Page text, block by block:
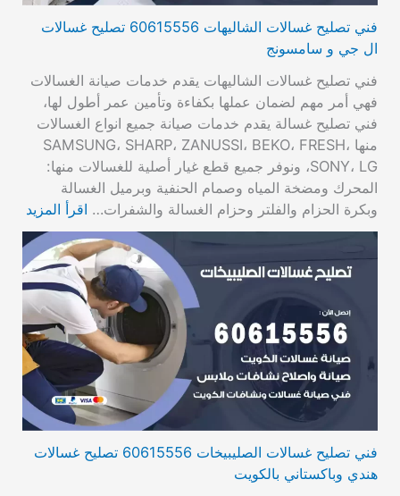
فني تصليح غسالات الشاليهات 60615556 تصليح غسالات
ال جي و سامسونج
فني تصليح غسالات الشاليهات يقدم خدمات صيانة الغسالات
فهي أمر مهم لضمان عملها بكفاءة وتأمين عمر أطول لها،
فني تصليح غسالة يقدم خدمات صيانة جميع انواع الغسالات
منها SAMSUNG، SHARP، ZANUSSI، BEKO، FRESH،
SONY، LG، ونوفر جميع قطع غيار أصلية للغسالات منها:
المحرك ومضخة المياه وصمام الحنفية وبرميل الغسالة
وبكرة الحزام والفلتر وحزام الغسالة والشفرات… اقرأ المزيد
فني تصليح غسالات الصليبيخات 60615556 تصليح غسالات
هندي وباكستاني بالكويت